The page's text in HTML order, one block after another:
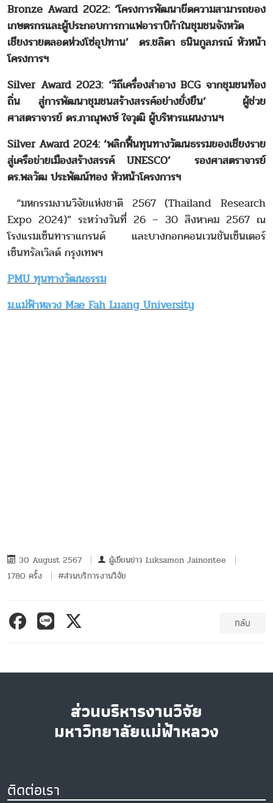
Bronze Award 2022: ‘โครงการพัฒนาขีดความสามารถของ
เกษตรกรและผู้ประกอบการกาแฟอาราบิก้าในชุมชนจังหวัด
เชียงรายตลอดห่วงโซ่อุปทาน’ ดร.ชลิดา ธนินกูลภรณ์ หัวหน้า
โครงการฯ
Silver Award 2023: ‘วิถีเครื่องสำอาง BCG จากชุมชนท้อง
ถิ่น สู่การพัฒนาชุมชนสร้างสรรค์อย่างยั่งยืน’ ผู้ช่วย
ศาสตราจารย์ ดร.ภาณุพงษ์ ใจวุฒิ ผู้บริหารแผนงานฯ
Silver Award 2024: ‘พลิกฟื้นทุนทางวัฒนธรรมของเชียงราย
สู่เครือข่ายเมืองสร้างสรรค์ UNESCO’ รองศาสตราจารย์
ดร.พลวัฒ ประพัฒน์ทอง หัวหน้าโครงการฯ
“มหกรรมงานวิจัยแห่งชาติ 2567 (Thailand Research
Expo 2024)” ระหว่างวันที่ 26 – 30 สิงหาคม 2567 ณ
โรงแรมเซ็นทาราแกรนด์ และบางกอกคอนเวนชันเซ็นเตอร์
เซ็นทรัลเวิลด์ กรุงเทพฯ
PMU ทุนทางวัฒนธรรม
ม.แม่ฟ้าหลวง Mae Fah Luang University
30 August 2567 ผู้เขียนข่าว Luksamon Jainontee
1780 ครั้ง
#ส่วนบริการงานวิจัย
กลับ
ส่วนบริหารงานวิจัย
มหาวิทยาลัยแม่ฟ้าหลวง
ติดต่อเรา